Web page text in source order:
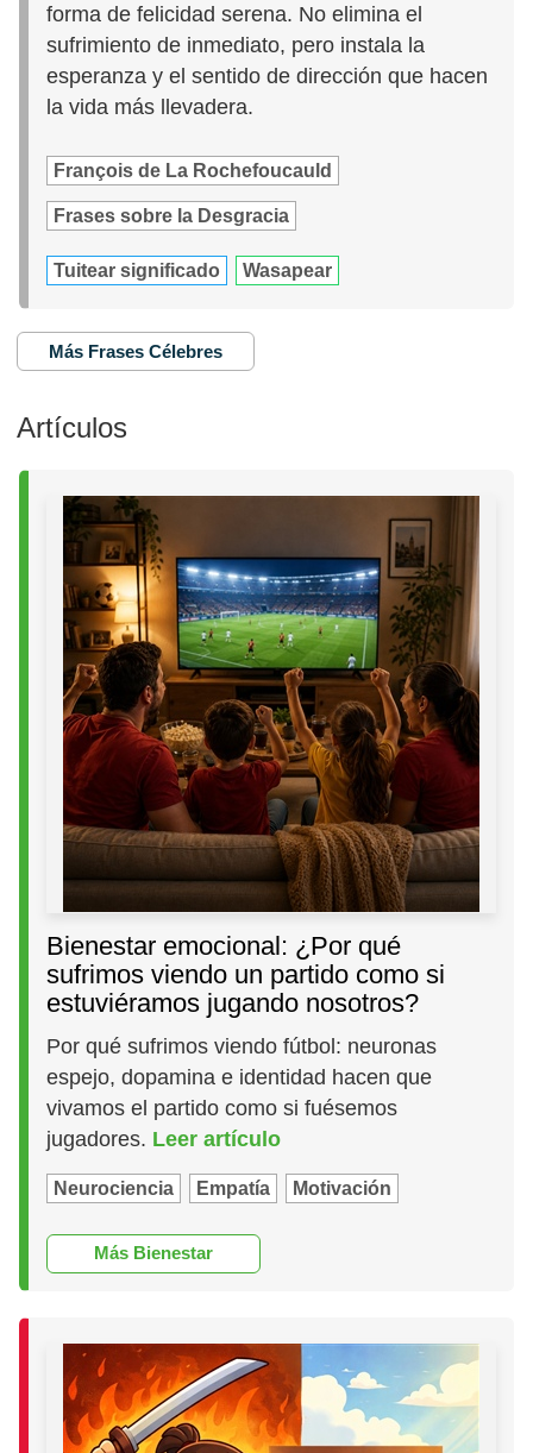
forma de felicidad serena. No elimina el
sufrimiento de inmediato, pero instala la
esperanza y el sentido de dirección que hacen
la vida más llevadera.
François de La Rochefoucauld
Frases sobre la Desgracia
Tuitear significado Wasapear
Más Frases Célebres
Artículos
Bienestar emocional: ¿Por qué
sufrimos viendo un partido como si
estuviéramos jugando nosotros?
Por qué sufrimos viendo fútbol: neuronas
espejo, dopamina e identidad hacen que
vivamos el partido como si fuésemos
jugadores. Leer artículo
Neurociencia Empatía Motivación
Más Bienestar